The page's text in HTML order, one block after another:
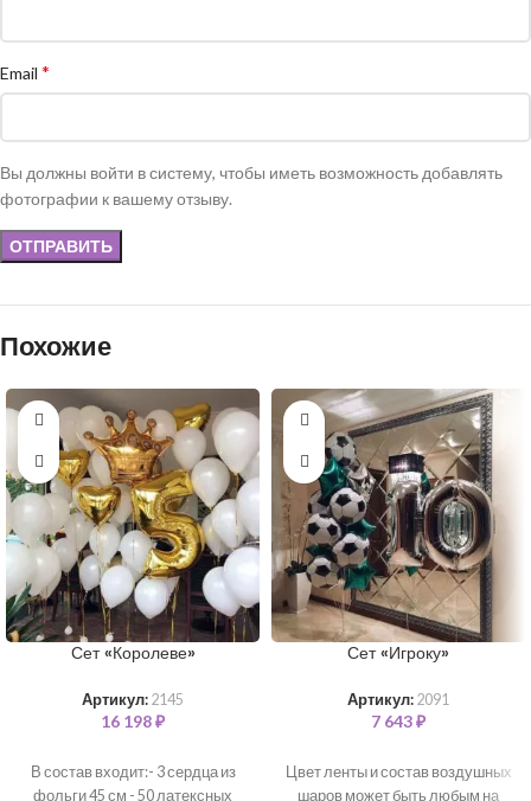
Email *
Вы должны войти в систему, чтобы иметь возможность добавлять
фотографии к вашему отзыву.
Похожие
Сет «Королеве»
Артикул: 2145
16 198₽
В состав входит:- 3 сердца из
фольги 45 см - 50 латексных
Сет «Игроку»
Артикул: 2091
7 643₽
Цвет ленты и состав воздушных
шаров может быть любым на